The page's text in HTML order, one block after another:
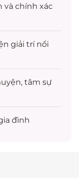
và chính xác
giải trínổi
tâm sự
đình